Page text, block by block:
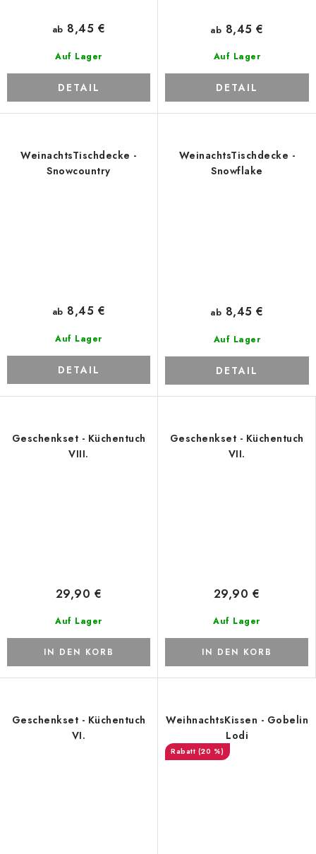
Auf Lager
ab 8,45 €
DETAIL
Auf Lager
ab 8,45 €
DETAIL
WeinachtsTischdecke -
Snowcountry
Auf Lager
ab 8,45 €
DETAIL
WeinachtsTischdecke -
Snowflake
Auf Lager
ab 8,45 €
DETAIL
Geschenkset - Küchentuch
VIII.
Auf Lager
29,90 €
IN DEN KORB
Geschenkset - Küchentuch
VII.
Auf Lager
29,90 €
IN DEN KORB
Geschenkset - Küchentuch
VI.
WeihnachtsKissen - Gobelin
Lodi
(20 %)